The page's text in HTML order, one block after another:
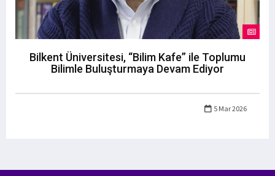
Bilkent Üniversitesi, “Bilim Kafe” ile Toplumu
Bilimle Buluşturmaya Devam Ediyor
5 Mar 2026